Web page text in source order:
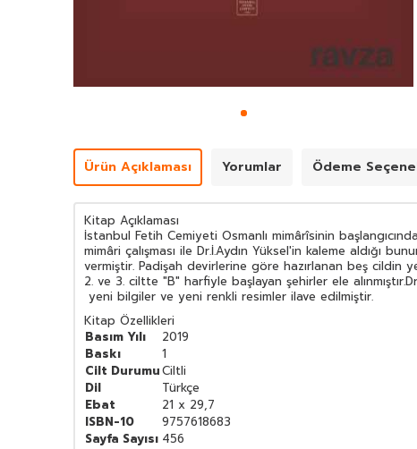
Ürün Açıklaması Yorumlar Ödeme
Kitap Açıklaması
İstanbul Fetih Cemiyeti Osmanlı mimârîsinin
mimâri çalışması ile Dr.İ.Aydın Yüksel'in kaleme aldığı
vermiştir. Padişah devirlerine göre hazırlanan beş cildin
2. ve 3. ciltte "B" harfiyle başlayan şehirler ele
yeni bilgiler ve yeni renkli resimler ilave edilmiştir.
Kitap Özellikleri
Basım Yılı
2019
Baskı
1
Cilt DurumuCiltli
Dil
Türkçe
Ebat
21 x 29,7
ISBN-10
9757618683
Sayfa Sayısı 456